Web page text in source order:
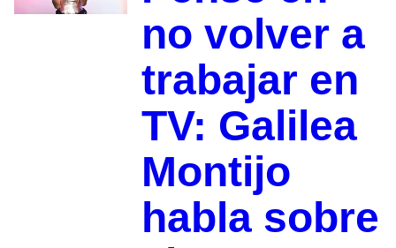
no volver a
trabajar en
TV: Galilea
Montijo
habla sobre